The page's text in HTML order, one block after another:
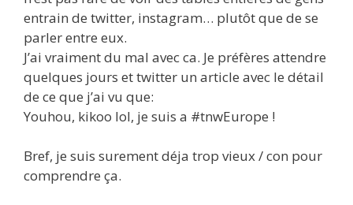
entrain de twitter, instagram… plutôt que de se
parler entre eux.
J’ai vraiment du mal avec ca. Je préfères attendre
quelques jours et twitter un article avec le détail
de ce que j’ai vu que:
Youhou, kikoo lol, je suis a #tnwEurope !
Bref, je suis surement déja trop vieux / con pour
comprendre ça.